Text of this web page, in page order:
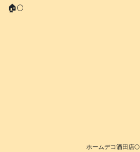
🏠️🌕️
ホームデコ酒田店🌕️